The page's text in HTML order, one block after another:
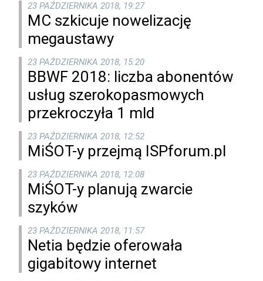
23 PAŹDZIERNIKA 2018, 19:27
MC szkicuje nowelizację
megaustawy
23 PAŹDZIERNIKA 2018, 15:20
BBWF 2018: liczba abonentów
usług szerokopasmowych
przekroczyła 1 mld
23 PAŹDZIERNIKA 2018, 12:52
MiŚOT-y przejmą ISPforum.pl
23 PAŹDZIERNIKA 2018, 12:08
MiŚOT-y planują zwarcie
szyków
23 PAŹDZIERNIKA 2018, 11:57
Netia będzie oferowała
gigabitowy internet